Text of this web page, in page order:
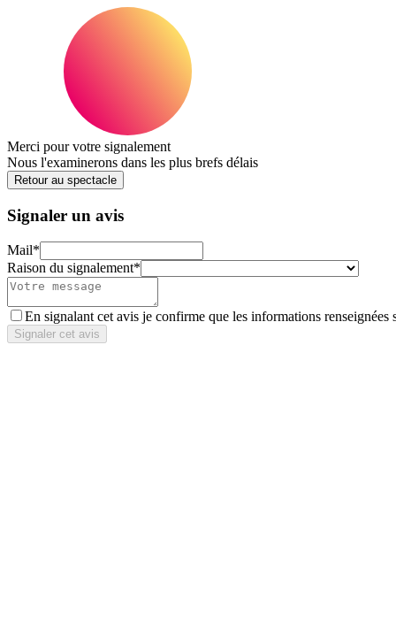
Merci pour votre signalement
Nous l'examinerons dans les plus brefs délais
Retour au spectacle
Signaler un avis
Mail*
Raison du signalement*
En signalant cet avis je confirme que les informations renseignées
Signaler cet avis